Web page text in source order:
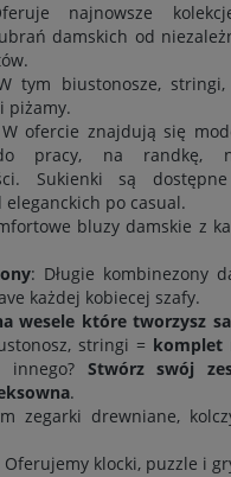
najnowsze
damskich od
.
tym biustonosze,
piżamy.
ofercie znajdują się
pracy, na randkę,
Sukienki są
eleganckich po casual.
bluzy damskie z
: Długie kombinezony
każdej kobiecej szafy.
wesele które tworzysz
, stringi = komplet
innego? Stwórz swój
.
zegarki drewniane,
Oferujemy klocki, puzzle i